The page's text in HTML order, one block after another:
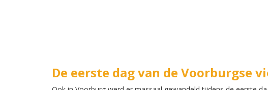
De eerste dag van de Voorburgse